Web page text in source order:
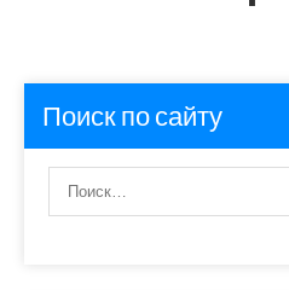
Поиск по сайту